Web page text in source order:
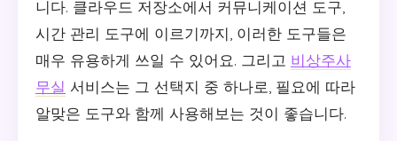
니다. 클라우드 저장소에서 커뮤니케이션 도구,
시간 관리 도구에 이르기까지, 이러한 도구들은
매우 유용하게 쓰일 수 있어요. 그리고 비상주사
무실 서비스는 그 선택지 중 하나로, 필요에 따라
알맞은 도구와 함께 사용해보는 것이 좋습니다.